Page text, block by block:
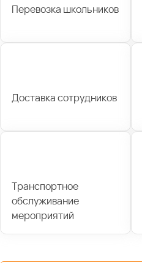
Перевозка школьников
Доставка сотрудников
Транспортное
обслуживание
мероприятий